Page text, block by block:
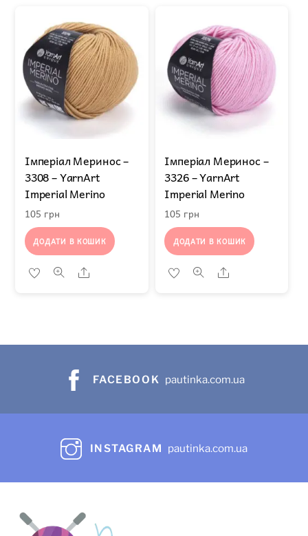
Імперіал Меринос –
3308 – YarnArt
Imperial Merino
105 грн
ДОДАТИ В КОШИК
Share
Імперіал Меринос –
3326 – YarnArt
Imperial Merino
105 грн
ДОДАТИ В КОШИК
Share
FACEBOOK pautinka.com.ua
INSTAGRAM pautinka.com.ua